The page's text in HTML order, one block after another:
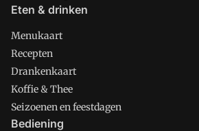
Eten & drinken
Menukaart
Recepten
Drankenkaart
Koffie & Thee
Seizoenen en feestdagen
Bediening